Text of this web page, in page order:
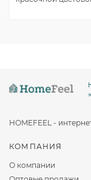
КОМПАНИЯ
О компании
HOMEFEEL -